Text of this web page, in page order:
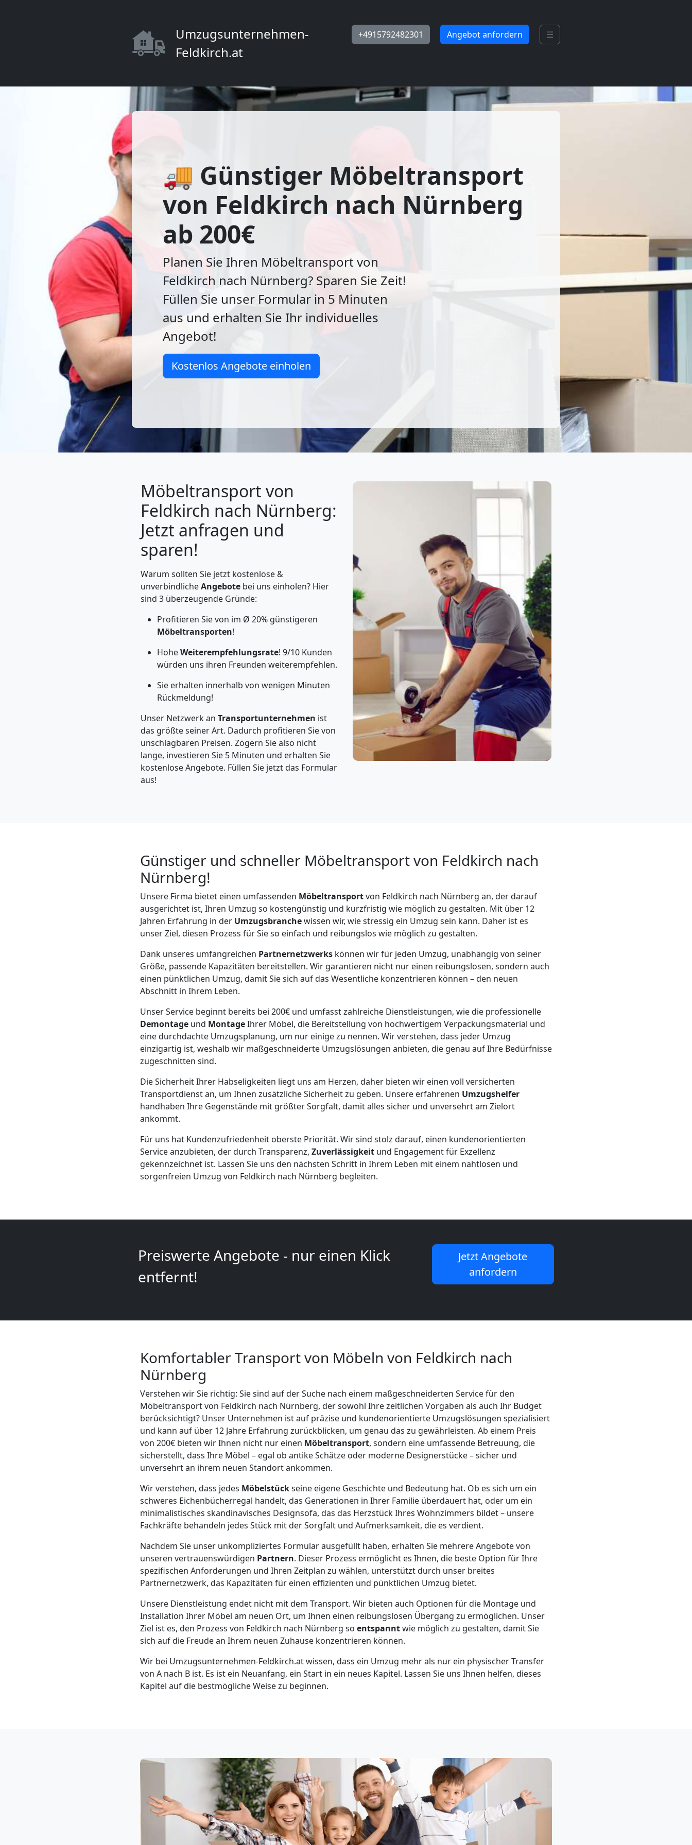
Umzugsunternehmen-
Feldkirch.at
+4915792482301 Angebot anfordern ☰
🚚 Günstiger Möbeltransport
von Feldkirch nach Nürnberg
ab 200€
Planen Sie Ihren Möbeltransport von
Feldkirch nach Nürnberg? Sparen Sie Zeit!
Füllen Sie unser Formular in 5 Minuten
aus und erhalten Sie Ihr individuelles
Angebot!
Kostenlos Angebote einholen
Möbeltransport von
Feldkirch nach Nürnberg:
Jetzt anfragen und
sparen!
Warum sollten Sie jetzt kostenlose &
unverbindlicheAngebotebei uns einholen? Hier
sind 3 überzeugende Gründe:
Profitieren Sie von im Ø 20% günstigeren
Möbeltransporten!
HoheWeiterempfehlungsrate! 9/10 Kunden
würden uns ihren Freunden weiterempfehlen.
Sie erhalten innerhalb von wenigen Minuten
Rückmeldung!
Unser Netzwerk an Transportunternehmen ist
das größte seiner Art. Dadurch profitieren Sie von
unschlagbaren Preisen. Zögern Sie also nicht
lange, investieren Sie 5 Minuten und erhalten Sie
kostenlose Angebote. Füllen Sie jetzt das Formular
aus!
Günstiger und schneller Möbeltransport von Feldkirch nach
Nürnberg!
Unsere Firma bietet einen umfassenden Möbeltransportvon Feldkirch nach Nürnberg an, der darauf
ausgerichtet ist, Ihren Umzug so kostengünstig und kurzfristig wie möglich zu gestalten. Mit über 12
Jahren Erfahrung in der Umzugsbranchewissen wir, wie stressig ein Umzug sein kann. Daher ist es
unser Ziel, diesen Prozess für Sie so einfach und reibungslos wie möglich zu gestalten.
Dank unseres umfangreichen Partnernetzwerks können wir für jeden Umzug, unabhängig von seiner
Größe, passende Kapazitäten bereitstellen. Wir garantieren nicht nur einen reibungslosen, sondern auch
einen pünktlichen Umzug, damit Sie sich auf das Wesentliche konzentrieren können – den neuen
Abschnitt in Ihrem Leben.
Unser Service beginnt bereits bei 200€ und umfasst zahlreiche Dienstleistungen, wie die professionelle
Demontage und MontageIhrer Möbel, die Bereitstellung von hochwertigem Verpackungsmaterial und
eine durchdachte Umzugsplanung, um nur einige zu nennen. Wir verstehen, dass jeder Umzug
einzigartig ist, weshalb wir maßgeschneiderte Umzugslösungen anbieten, die genau auf Ihre Bedürfnisse
zugeschnitten sind.
Die Sicherheit Ihrer Habseligkeiten liegt uns am Herzen, daher bieten wir einen voll versicherten
Transportdienst an, um Ihnen zusätzliche Sicherheit zu geben. Unsere erfahrenen Umzugshelfer
handhaben Ihre Gegenstände mit größter Sorgfalt, damit alles sicher und unversehrt am Zielort
ankommt.
Für uns hat Kundenzufriedenheit oberste Priorität. Wir sind stolz darauf, einen kundenorientierten
Service anzubieten, der durch Transparenz, Zuverlässigkeit und Engagement für Exzellenz
gekennzeichnet ist. Lassen Sie uns den nächsten Schritt in Ihrem Leben mit einem nahtlosen und
sorgenfreien Umzug von Feldkirch nach Nürnberg begleiten.
Preiswerte Angebote - nur einen Klick
entfernt!
Jetzt Angebote
anfordern
Komfortabler Transport von Möbeln von Feldkirch nach
Nürnberg
Verstehen wir Sie richtig: Sie sind auf der Suche nach einem maßgeschneiderten Service für den
Möbeltransport von Feldkirch nach Nürnberg, der sowohl Ihre zeitlichen Vorgaben als auch Ihr Budget
berücksichtigt? Unser Unternehmen ist auf präzise und kundenorientierte Umzugslösungen spezialisiert
und kann auf über 12 Jahre Erfahrung zurückblicken, um genau das zu gewährleisten. Ab einem Preis
von 200€ bieten wir Ihnen nicht nur einen Möbeltransport, sondern eine umfassende Betreuung, die
sicherstellt, dass Ihre Möbel – egal ob antike Schätze oder moderne Designerstücke – sicher und
unversehrt an ihrem neuen Standort ankommen.
Wir verstehen, dass jedes Möbelstückseine eigene Geschichte und Bedeutung hat. Ob es sich um ein
schweres Eichenbücherregal handelt, das Generationen in Ihrer Familie überdauert hat, oder um ein
minimalistisches skandinavisches Designsofa, das das Herzstück Ihres Wohnzimmers bildet – unsere
Fachkräfte behandeln jedes Stück mit der Sorgfalt und Aufmerksamkeit, die es verdient.
Nachdem Sie unser unkompliziertes Formular ausgefüllt haben, erhalten Sie mehrere Angebote von
unseren vertrauenswürdigen Partnern. Dieser Prozess ermöglicht es Ihnen, die beste Option für Ihre
spezifischen Anforderungen und Ihren Zeitplan zu wählen, unterstützt durch unser breites
Partnernetzwerk, das Kapazitäten für einen effizienten und pünktlichen Umzug bietet.
Unsere Dienstleistung endet nicht mit dem Transport. Wir bieten auch Optionen für die Montage und
Installation Ihrer Möbel am neuen Ort, um Ihnen einen reibungslosen Übergang zu ermöglichen. Unser
Ziel ist es, den Prozess von Feldkirch nach Nürnberg so entspanntwie möglich zu gestalten, damit Sie
sich auf die Freude an Ihrem neuen Zuhause konzentrieren können.
Wir bei Umzugsunternehmen-Feldkirch.at wissen, dass ein Umzug mehr als nur ein physischer Transfer
von A nach B ist. Es ist ein Neuanfang, ein Start in ein neues Kapitel. Lassen Sie uns Ihnen helfen, dieses
Kapitel auf die bestmögliche Weise zu beginnen.
Feldkirch
Umzug
Klaviertransport